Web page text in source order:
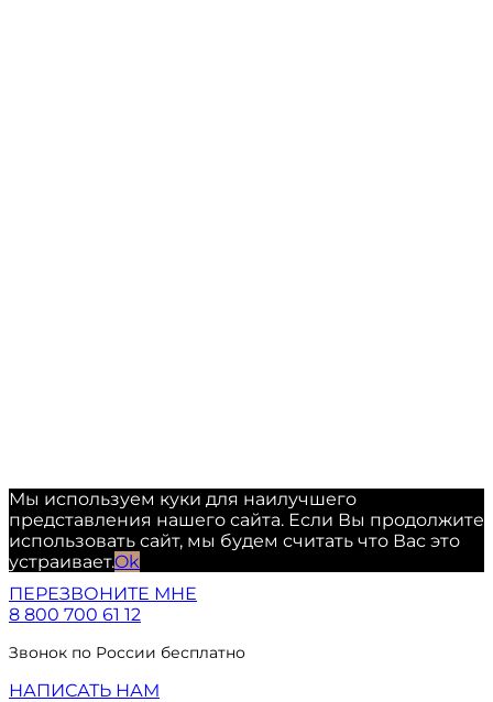
Мы используем куки для наилучшего
представления нашего сайта. Если Вы продолжите
использовать сайт, мы будем считать что Вас это
устраивает.Ok
ПЕРЕЗВОНИТЕ МНЕ
8 800 700 61 12
Звонок по России бесплатно
НАПИСАТЬ НАМ